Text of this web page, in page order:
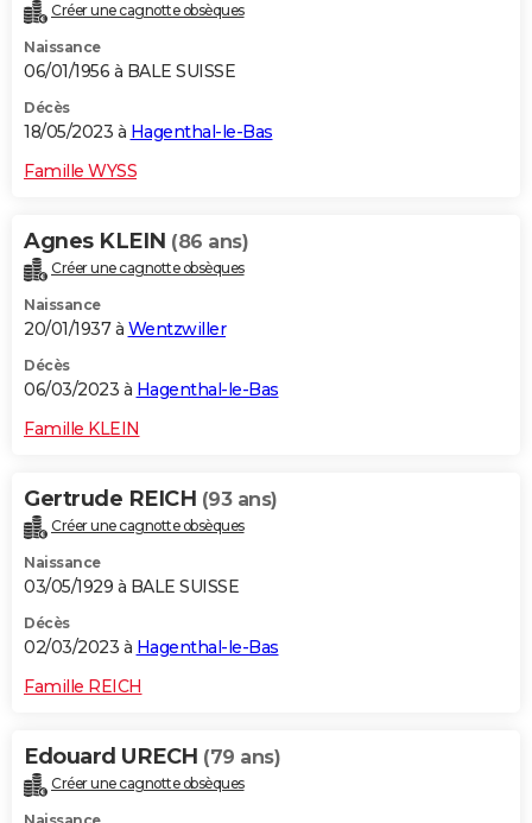
Créer une cagnotte obsèques
Naissance
06/01/1956 à BALE SUISSE
Décès
18/05/2023 à Hagenthal-le-Bas
Famille WYSS
Agnes KLEIN (86 ans)
Créer une cagnotte obsèques
Naissance
20/01/1937 à Wentzwiller
Décès
06/03/2023 à Hagenthal-le-Bas
Famille KLEIN
Gertrude REICH (93 ans)
Créer une cagnotte obsèques
Naissance
03/05/1929 à BALE SUISSE
Décès
02/03/2023 à Hagenthal-le-Bas
Famille REICH
Edouard URECH (79 ans)
Créer une cagnotte obsèques